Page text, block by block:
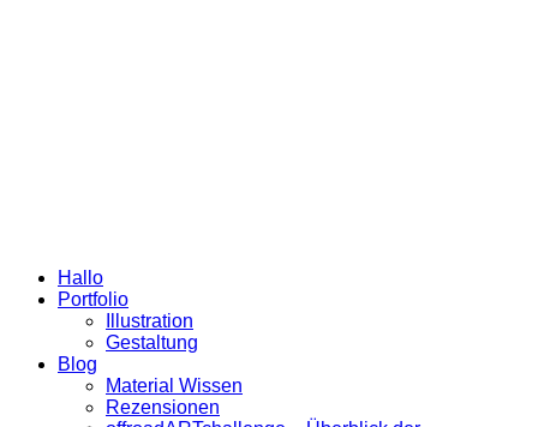
Hallo
Portfolio
Illustration
Gestaltung
Blog
Material Wissen
Rezensionen